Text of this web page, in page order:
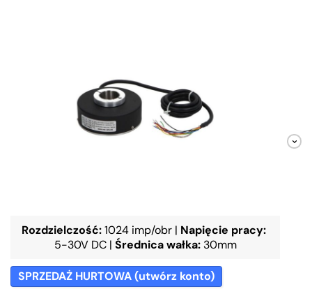
Rozdzielczość:1024 imp/obr | Napięcie pracy:
5-30V DC | Średnica wałka: 30mm
SPRZEDAŻ HURTOWA (utwórz konto)